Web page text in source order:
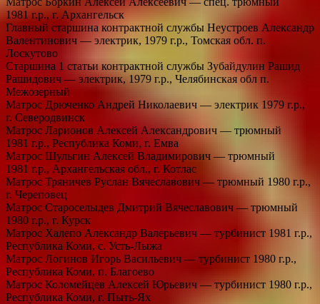
1981 г.р., г. Архангельск
Главный старшина контрактной службы Неустроев Александр
Валентинович — электрик, 1979 г.р., Томская обл. п.
Лоскутово
Старшина 1 статьи контрактной службы Зубайдулин Рашид
Рашидович — электрик, 1979 г.р., Челябинская обл п.
Межозерный
Матрос Дрюченко Андрей Николаевич — электрик 1979 г.р.,
г. Северодвинск
Матрос Ларионов Алексей Александрович — трюмный
1981 г.р., Республика Коми, г. Емва
Матрос Шульгин Алексей Владимирович — трюмный
1981 г.р., Архангельская обл., г. Котлас
Матрос Тряничев Руслан Вячеславович — трюмный 1980 г.р.,
г. Череповец
Матрос Староселыдев Дмитрий Вячеславович — трюмный
1980 г.р., г. Курск
Матрос Халепо Александр Валерьевич — турбинист 1981 г.р.,
Республика Коми, с. Усть-Лыжа
Матрос Логинов Игорь Васильевич — турбинист 1980 г.р.,
Республика Коми, п. Благоево
Матрос Коломейцев Алексей Юрьевич — турбинист 1980 г.р.,
Республика Коми, г. Пыть-Ях